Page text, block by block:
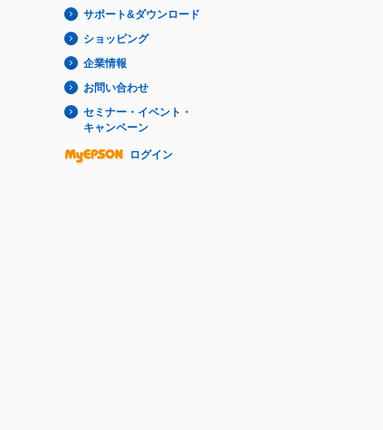
サポート&ダウンロード
ショッピング
企業情報
お問い合わせ
セミナー・イベント・
キャンペーン
ログイン